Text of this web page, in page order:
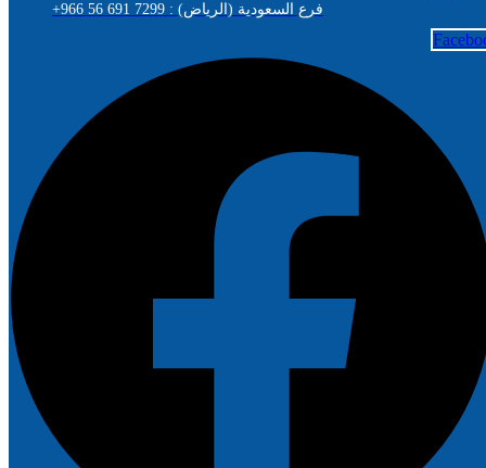
+966 56 691 7299 : فرع السعودية (الرياض)